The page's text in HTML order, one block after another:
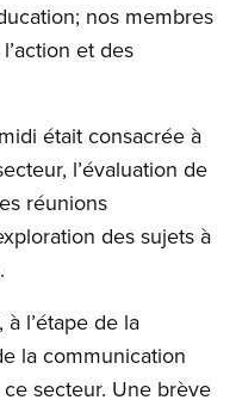
nos membres
et des
était consacrée à
l’évaluation de
réunions
des sujets à
l’étape de la
la communication
secteur. Une brève